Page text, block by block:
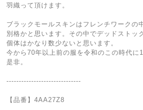
羽織って頂けます。
ブラックモールスキンはフレンチワークの
別格かと思います。その中でデッドストッ
個体はかなり数少ないと思います。
今から70年以上前の服を令和のこの時代に
是非。
------------------------------
【品番】4AA27Z8